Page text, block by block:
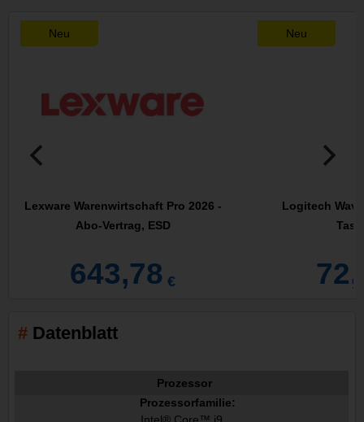
Neu
Lexware Warenwirtschaft Pro 2026 -
Abo-Vertrag, ESD
643,78 €
Neu
Logitech
Datenblatt
Prozessor
Prozessorfamilie: